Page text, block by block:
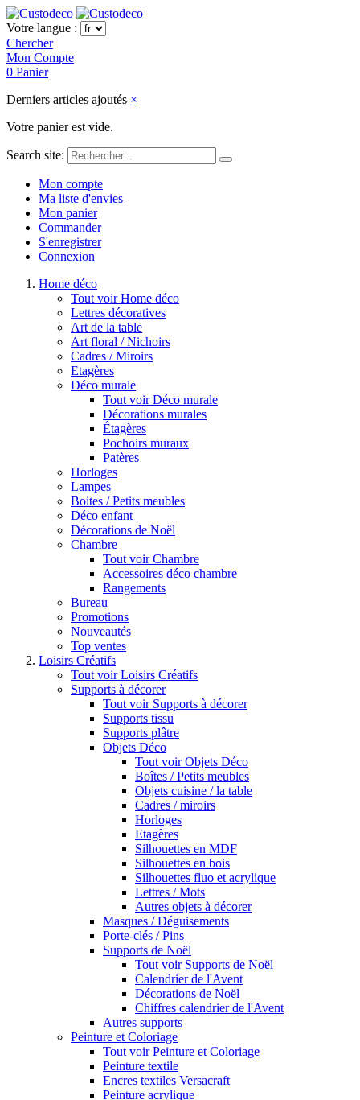
Votre langue :
Chercher
Mon Compte
0 Panier
Derniers articles ajoutés ×
Votre panier est vide.
Search site:
Mon compte
Ma liste d'envies
Mon panier
Commander
S'enregistrer
Connexion
Home déco
Tout voir Home déco
Lettres décoratives
Art de la table
Art floral / Nichoirs
Cadres / Miroirs
Etagères
Déco murale
Tout voir Déco murale
Décorations murales
Étagères
Pochoirs muraux
Patères
Horloges
Lampes
Boites / Petits meubles
Déco enfant
Décorations de Noël
Chambre
Tout voir Chambre
Accessoires déco chambre
Rangements
Bureau
Promotions
Nouveautés
Top ventes
Loisirs Créatifs
Tout voir Loisirs Créatifs
Supports à décorer
Tout voir Supports à décorer
Supports tissu
Supports plâtre
Objets Déco
Tout voir Objets Déco
Boîtes / Petits meubles
Objets cuisine / la table
Cadres / miroirs
Horloges
Etagères
Silhouettes en MDF
Silhouettes en bois
Silhouettes fluo et acrylique
Lettres / Mots
Autres objets à décorer
Masques / Déguisements
Porte-clés / Pins
Supports de Noël
Tout voir Supports de Noël
Calendrier de l'Avent
Décorations de Noël
Chiffres calendrier de l'Avent
Autres supports
Peinture et Coloriage
Tout voir Peinture et Coloriage
Peinture textile
Encres textiles Versacraft
Peinture acrylique